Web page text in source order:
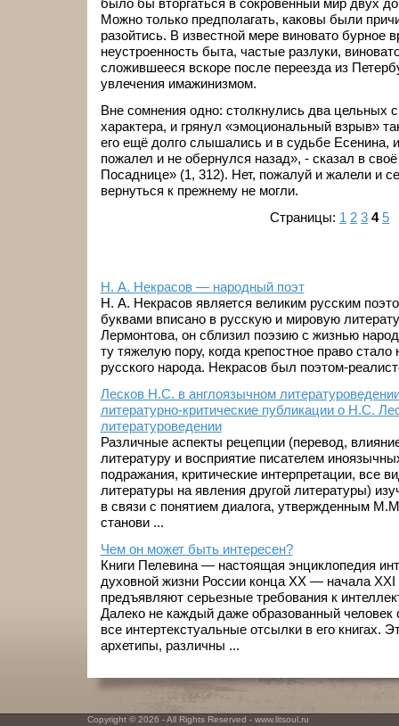
было бы вторгаться в сокровенный мир двух
Можно только предполагать, каковы были
разойтись. В известной мере виновато бурное
неустроенность быта, частые разлуки,
сложившееся вскоре после переезда из
увлечения имажинизмом.
Вне сомнения одно: столкнулись два цельных
характера, и грянул «эмоциональный взрыв»
его ещё долго слышались и в судьбе Есенина,
пожалел и не обернулся назад», - сказал в
Посаднице» (1, 312). Нет, пожалуй и жалели и
вернуться к прежнему не могли.
Страницы: 1 2 3 4 5
Н. А. Некрасов — народный поэт
Н. А. Некрасов является великим русским
буквами вписано в русскую и мировую
Лермонтова, он сблизил поэзию с жизнью
ту тяжелую пору, когда крепостное право
русского народа. Некрасов был поэтом-
Лесков Н.С. в англоязычном
литературно-критические публикации о Н.С.
литературоведении
Различные аспекты рецепции (перевод,
литературу и восприятие писателем
подражания, критические интерпретации, все
литературы на явления другой литературы)
в связи с понятием диалога, утвержденным
станови ...
Чем он может быть интересен?
Книги Пелевина — настоящая энциклопедия
духовной жизни России конца ХХ — начала ХХI
предъявляют серьезные требования к
Далеко не каждый даже образованный
все интертекстуальные отсылки в его
архетипы, различны ...
Copyright © 2026 - All Rights Reserved - www.litsoul.ru